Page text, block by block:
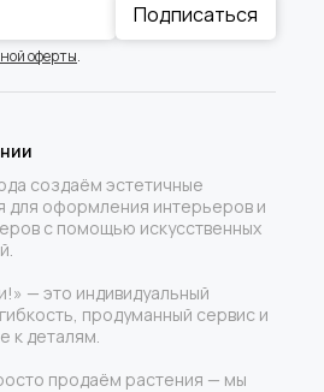
Подписаться
оферты.
создаём эстетичные
для оформления интерьеров и
с помощью искусственных
— это индивидуальный
продуманный сервис и
к деталям.
продаём растения — мы